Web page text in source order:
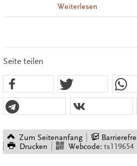
Weiterlesen
Seite teilen
Zum Seitenanfang
Drucken
Webcode: ts119654